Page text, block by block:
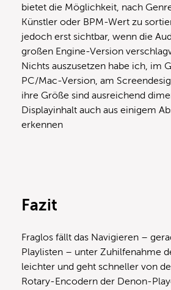
bietet die Möglichkeit, nach
Künstler oder BPM-Wert zu
jedoch erst sichtbar, wenn die
großen Engine-Version
Nichts auszusetzen habe ich, im
PC/Mac-Version, am
ihre Größe sind ausreichend
Displayinhalt auch aus einigem
erkennen
Fazit
Fraglos fällt das Navigieren –
Playlisten – unter Zuhilfenahme
leichter und geht schneller von
Rotary-Encodern der Denon-